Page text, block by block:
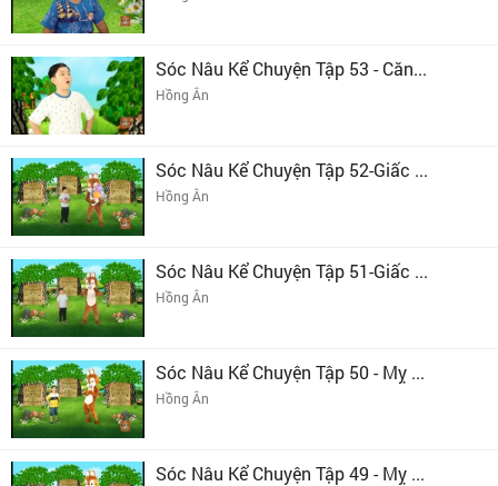
Sóc Nâu Kể Chuyện Tập 53 - Căn...
Hồng Ân
Sóc Nâu Kể Chuyện Tập 52-Giấc ...
Hồng Ân
Sóc Nâu Kể Chuyện Tập 51-Giấc ...
Hồng Ân
Sóc Nâu Kể Chuyện Tập 50 - Mỵ ...
Hồng Ân
Sóc Nâu Kể Chuyện Tập 49 - Mỵ ...